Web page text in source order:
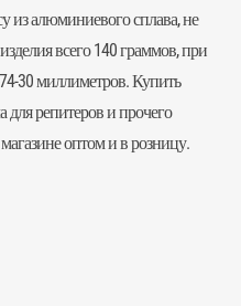
из алюминиевого сплава, не
всего 140 граммов, при
30 миллиметров. Купить
для репитеров и прочего
оптом и в розницу.